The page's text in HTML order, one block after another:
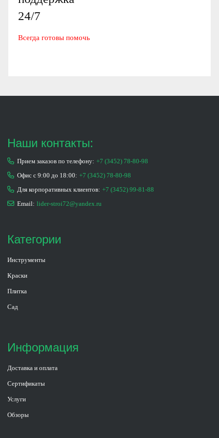
24/7
Всегда готовы помочь
Наши контакты:
Прием заказов по телефону: +7 (3452) 78-80-98
Офис с 9:00 до 18:00: +7 (3452) 78-80-98
Для корпоративных клиентов: +7 (3452) 99-81-88
Email: lider-stroi72@yandex.ru
Категории
Инструменты
Краски
Плитка
Сад
Информация
Доставка и оплата
Сертификаты
Услуги
Обзоры